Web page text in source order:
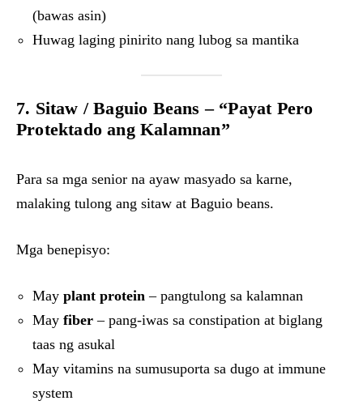
(bawas asin)
Huwag laging pinirito nang lubog sa mantika
7. Sitaw / Baguio Beans – “Payat Pero
Protektado ang Kalamnan”
Para sa mga senior na ayaw masyado sa karne,
malaking tulong ang sitaw at Baguio beans.
Mga benepisyo:
May plant protein – pangtulong sa kalamnan
May fiber – pang-iwas sa constipation at biglang
taas ng asukal
May vitamins na sumusuporta sa dugo at immune
system